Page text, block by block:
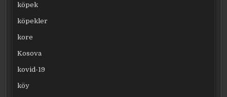
köpek
köpekler
kore
Kosova
kovid-19
köy